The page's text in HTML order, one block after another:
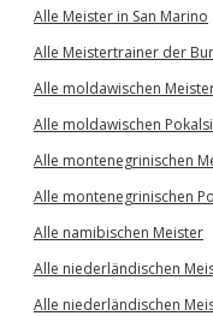
Alle Meister in San Marino
Alle Meistertrainer der
Alle moldawischen
Alle moldawischen
Alle montenegrinischen
Alle montenegrinischen
Alle namibischen Meister
Alle niederländischen
Alle niederländischen